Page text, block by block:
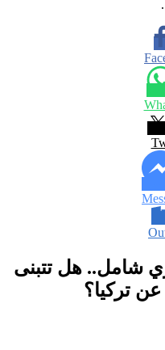
شامل.. هل تتبنى
تركيا؟